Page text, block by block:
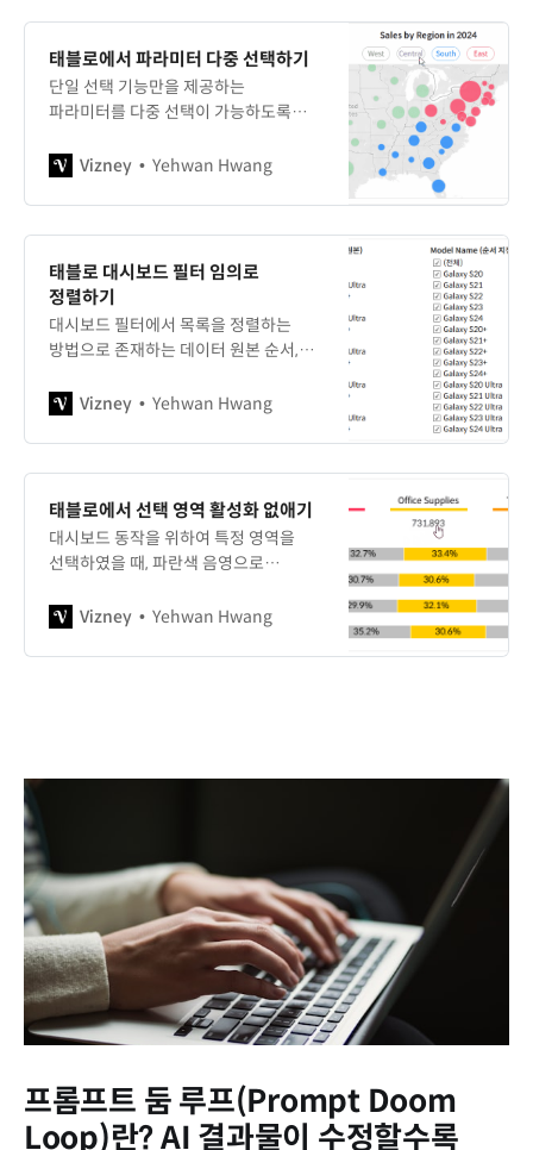
태블로에서 파라미터 다중 선택하기
단일 선택 기능만을 제공하는
파라미터를 다중 선택이 가능하도록
방법입니다.
Vizney Yehwan Hwang
태블로 대시보드 필터 임의로
정렬하기
대시보드 필터에서 목록을 정렬하는
방법으로 존재하는 데이터 원본 순서,
로직을 적용하고 싶을 때 활용할 수 있는
Vizney Yehwan Hwang
태블로에서 선택 영역 활성화 없애기
대시보드 동작을 위하여 특정 영역을
선택하였을 때, 파란색 음영으로
방법입니다.
Vizney Yehwan Hwang
프롬프트 둠 루프(Prompt Doom
Loop)란? AI 결과물이 수정할수록